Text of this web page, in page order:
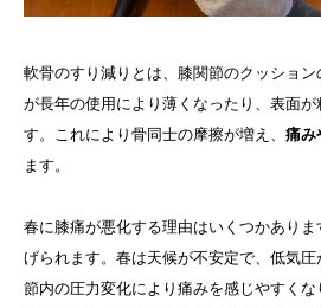
軟骨のすり減りとは、膝関節のクッショ
が長年の使用により薄くなったり、表面
す。これにより骨同士の摩擦が増え、 痛み
ます。
春に膝痛が悪化する理由はいくつかあり
げられます。春は天候が不安定で、低気
節内の圧力変化により痛みを感じやすく